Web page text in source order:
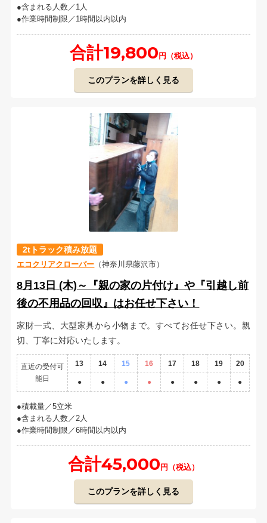
含まれる人数／1人
作業時間制限／1時間以内以内
合計19,800 円（税込）
このプランを詳しく見る
2tトラック積み放題
エコクリアクローバー （神奈川県藤沢市）
8月13日 (木)～『親の家の片付け』や『引越し前
後の不用品の回収』はお任せ下さい！
家財一式、大型家具から小物まで。すべてお任せ下さい。親
切、丁寧に対応いたします。
直近の受付可
能日
13 14 15 16 17 18 19 20
● ● ● ● ● ● ● ●
積載量／5立米
含まれる人数／2人
作業時間制限／6時間以内以内
合計45,000 円（税込）
このプランを詳しく見る